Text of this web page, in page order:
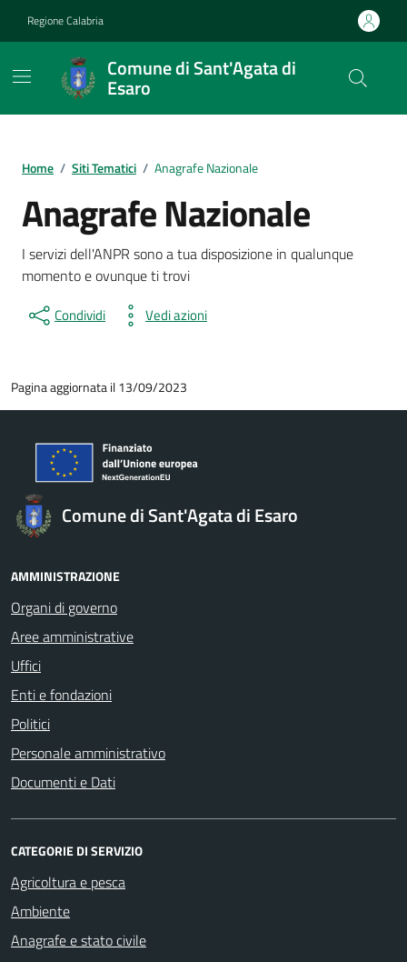
Regione Calabria
Comune di Sant'Agata di
Esaro
Home / Siti Tematici / Anagrafe Nazionale
Anagrafe Nazionale
I servizi dell'ANPR sono a tua disposizione in qualunque
momento e ovunque ti trovi
Condividi Vedi azioni
Pagina aggiornata il 13/09/2023
Comune di Sant'Agata di Esaro
AMMINISTRAZIONE
Organi di governo
Aree amministrative
Uffici
Enti e fondazioni
Politici
Personale amministrativo
Documenti e Dati
CATEGORIE DI SERVIZIO
Agricoltura e pesca
Ambiente
Anagrafe e stato civile